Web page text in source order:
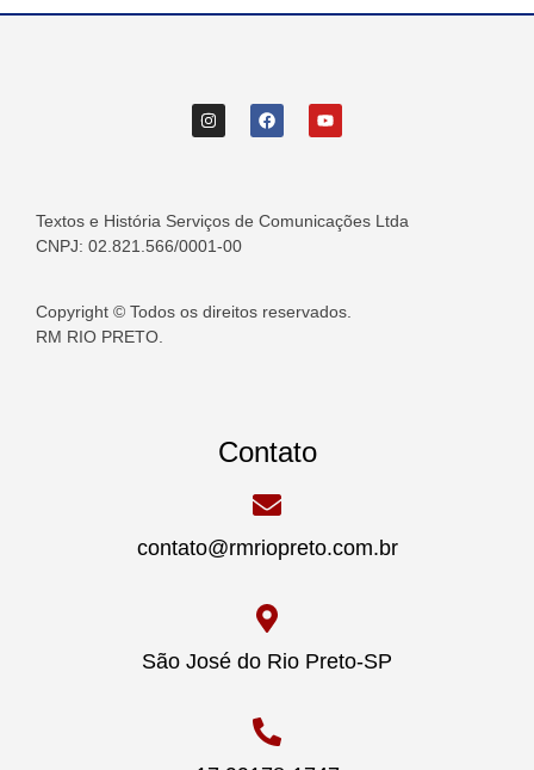
Textos e História Serviços de Comunicações Ltda
CNPJ: 02.821.566/0001-00
Copyright © Todos os direitos reservados.
RM RIO PRETO.
Contato
contato@rmriopreto.com.br
São José do Rio Preto-SP